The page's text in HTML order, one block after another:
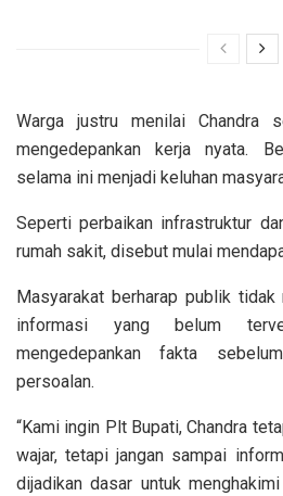
Warga justru menilai Chandra
mengedepankan kerja nyata.
selama ini menjadi keluhan
Seperti perbaikan infrastruktur
rumah sakit, disebut mulai
Masyarakat berharap publik tidak
informasi yang belum
mengedepankan fakta
persoalan.
“Kami ingin Plt Bupati, Chandra
wajar, tetapi jangan sampai
dijadikan dasar untuk